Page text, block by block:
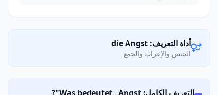
أداة التعريف: die Angst
الجنس والإعراب والجمع
التعريف الكامل: Was bedeutet „Angst"?